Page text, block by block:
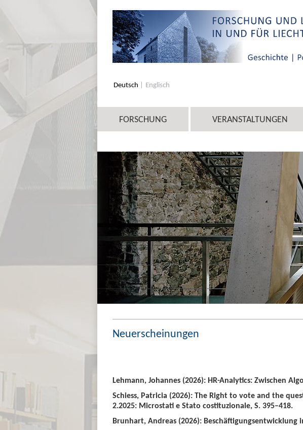
Deutsch Englisch
FORSCHUNG VERANSTALTUNGEN
Neuerscheinungen
Lehmann, Johannes (2026): HR-Analytics: Zwischen
Schiess, Patricia (2026): The Right to vote and the
2.2025: Microstati e Stato costituzionale, S. 395–418.
Brunhart, Andreas (2026): Beschäftigungsentwicklung